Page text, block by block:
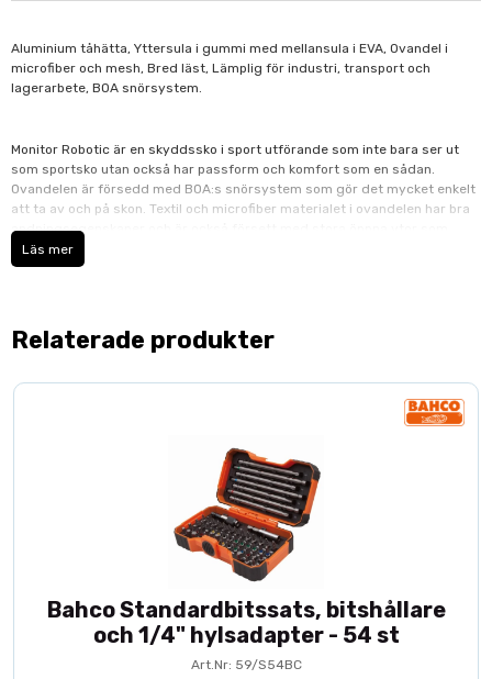
Aluminium tåhätta, Yttersula i gummi med mellansula i EVA, Ovandel i
microfiber och mesh, Bred läst, Lämplig för industri, transport och
lagerarbete, BOA snörsystem.
Monitor Robotic är en skyddssko i sport utförande som inte bara ser ut
som sportsko utan också har passform och komfort som en sådan.
Ovandelen är försedd med BOA:s snörsystem som gör det mycket enkelt
att ta av och på skon. Textil och microfiber materialet i ovandelen har bra
andningsegenskaper och är också försett med stora öppna ytor som
andas. Yttersulan är i gummi och har en mellansula i dämpande EVA.
Tåhättan är bred och är tillverkad i aluminium. Skon har också Monitors
Läs mer
Relaterade produkter
Bahco Standardbitssats, bitshållare
och 1/4" hylsadapter - 54 st
Art.Nr: 59/S54BC